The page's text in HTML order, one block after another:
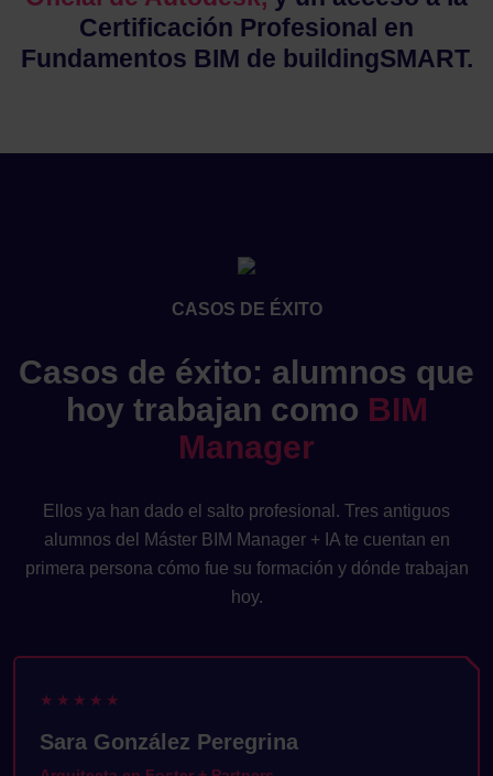
Certificación Profesional en
Fundamentos BIM de buildingSMART.
CASOS DE ÉXITO
Casos de éxito: alumnos que
hoy trabajan como BIM
Manager
Ellos ya han dado el salto profesional. Tres antiguos
alumnos del Máster BIM Manager + IA te cuentan en
primera persona cómo fue su formación y dónde trabajan
hoy.
★★★★★
Sara González Peregrina